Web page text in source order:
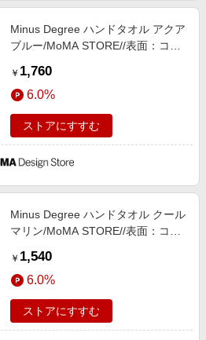
Minus Degree ハンドタオル アクア
ブルー/MoMA STORE//表面：コッ
／ポリエステル（）
￥ 1,760
6.0%
ストアにすすむ
Minus Degree ハンドタオル クール
マリン/MoMA STORE//表面：コッ
／ポリエステル（）
￥ 1,540
6.0%
ストアにすすむ